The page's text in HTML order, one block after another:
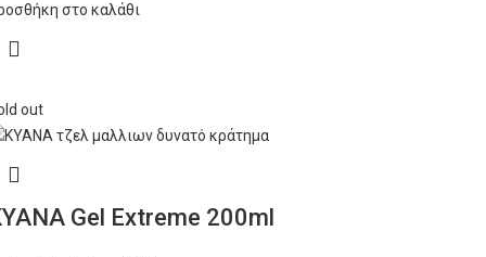
στο καλάθι
out
Gel Extreme 200ml